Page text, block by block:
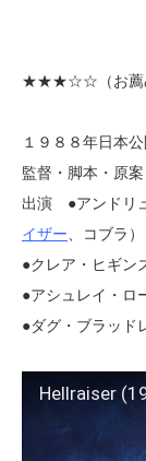
★★★☆☆（お薦
１９８８年日本
監督・脚本・原
出演 ●アンドリ
イザー、コブラ）
●クレア・ヒギン
●アシュレイ・ロ
●ダグ・ブラッド
Hellraiser